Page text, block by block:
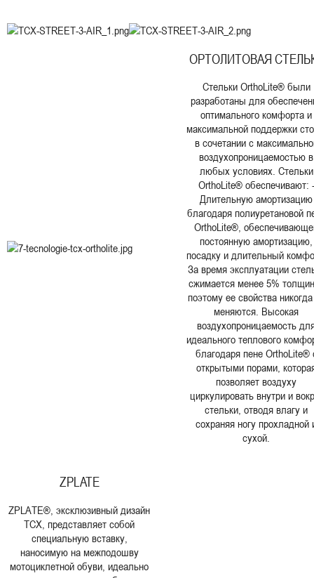
ОРТОЛИТОВАЯ
Стельки OrthoLite® были
разработаны для
оптимального комфорта и
максимальной поддержки
в сочетании с
воздухопроницаемостью в
любых условиях. Стельки
OrthoLite® обеспечивают: -
Длительную амортизацию
благодаря полиуретановой
OrthoLite®,
постоянную амортизацию,
посадку и длительный
За время эксплуатации
сжимается менее 5%
поэтому ее свойства
меняются. Высокая
воздухопроницаемость
идеального теплового
благодаря пене OrthoLite®
открытыми порами,
позволяет воздуху
циркулировать внутри и
стельки, отводя влагу и
сохраняя ногу прохладной
сухой.
ZPLATE
ZPLATE®, эксклюзивный дизайн
TCX, представляет собой
специальную вставку,
наносимую на межподошву
мотоциклетной обуви, идеально